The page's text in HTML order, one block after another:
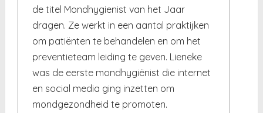
de titel Mondhygienist van het Jaar
dragen. Ze werkt in een aantal praktijken
om patiënten te behandelen en om het
preventieteam leiding te geven. Lieneke
was de eerste mondhygiënist die internet
en social media ging inzetten om
mondgezondheid te promoten.